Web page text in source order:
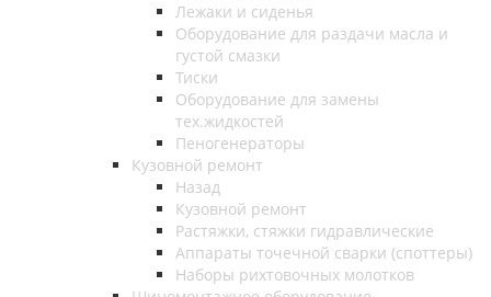
Лежаки и сиденья
Оборудование для раздачи масла и
густой смазки
Тиски
Оборудование для замены
тех.жидкостей
Пеногенераторы
Кузовной ремонт
Назад
Кузовной ремонт
Растяжки, стяжки гидравлические
Аппараты точечной сварки (споттеры)
Наборы рихтовочных молотков